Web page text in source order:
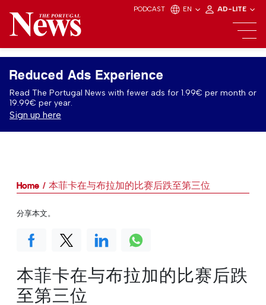
PODCAST EN AD-LITE
Reduced Ads Experience
Read The Portugal News with fewer ads for 1.99€ per month or
19.99€ per year.
Sign up here
Home 本菲卡在与布拉加的比赛后跌至第三位
本菲卡在与布拉加的比赛后跌
至第三位
分享本文。